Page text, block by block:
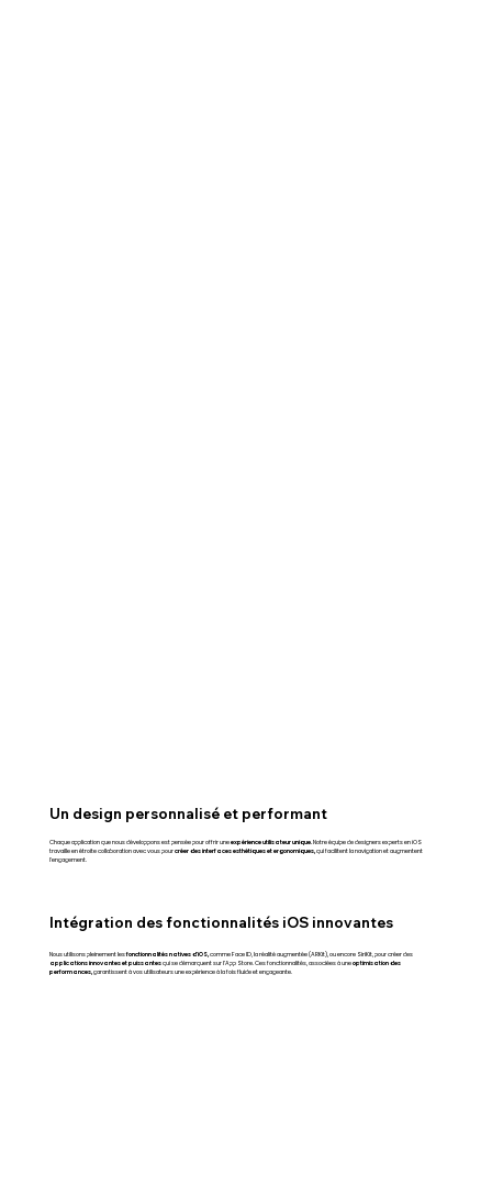
Un design personnalisé et performant
Chaque application que nous développons est pensée pour offrir uneexpérience utilisateur unique.Notre équipe de designers experts en iOS
travaille en étroite collaboration avec vous pourcréer des interfaces esthétiques et ergonomiques, qui facilitent la navigation et augmentent
l'engagement.
Intégration des fonctionnalités iOS innovantes
Nous utilisons pleinement lesfonctionnalités natives d'iOS,comme Face ID, la réalité augmentée (ARKit), ou encore SiriKit, pour créer des
applications innovantes et puissantesqui se démarquent sur l’App Store. Ces fonctionnalités, associées à uneoptimisation des
performances,garantissent à vos utilisateurs une expérience à la fois fluide et engageante.